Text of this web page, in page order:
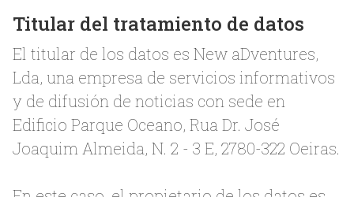
Titular del tratamiento de datos
El titular de los datos es New aDventures,
Lda, una empresa de servicios informativos
y de difusión de noticias con sede en
Edificio Parque Oceano, Rua Dr. José
Joaquim Almeida, N. 2 - 3 E, 2780-322 Oeiras.